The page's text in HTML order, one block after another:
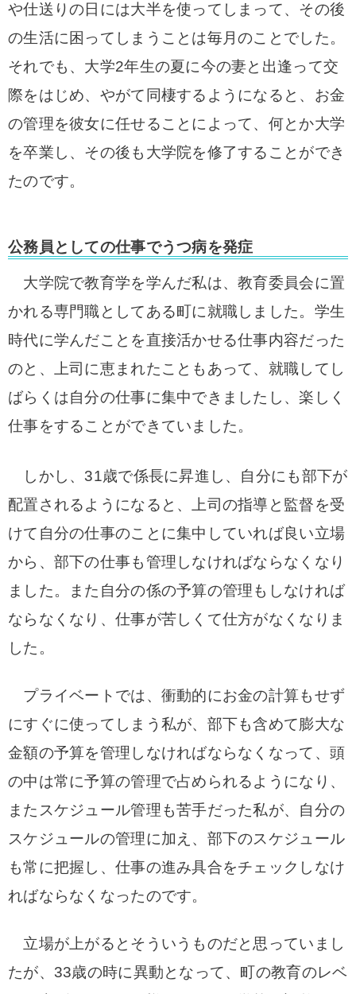
や仕送りの日には大半を使ってしまって、その後
の生活に困ってしまうことは毎月のことでした。
それでも、大学2年生の夏に今の妻と出逢って交
際をはじめ、やがて同棲するようになると、お金
の管理を彼女に任せることによって、何とか大学
を卒業し、その後も大学院を修了することができ
たのです。
公務員としての仕事でうつ病を発症
大学院で教育学を学んだ私は、教育委員会に置
かれる専門職としてある町に就職しました。学生
時代に学んだことを直接活かせる仕事内容だった
のと、上司に恵まれたこともあって、就職してし
ばらくは自分の仕事に集中できましたし、楽しく
仕事をすることができていました。
しかし、31歳で係長に昇進し、自分にも部下が
配置されるようになると、上司の指導と監督を受
けて自分の仕事のことに集中していれば良い立場
から、部下の仕事も管理しなければならなくなり
ました。また自分の係の予算の管理もしなければ
ならなくなり、仕事が苦しくて仕方がなくなりま
した。
プライベートでは、衝動的にお金の計算もせず
にすぐに使ってしまう私が、部下も含めて膨大な
金額の予算を管理しなければならなくなって、頭
の中は常に予算の管理で占められるようになり、
またスケジュール管理も苦手だった私が、自分の
スケジュールの管理に加え、部下のスケジュール
も常に把握し、仕事の進み具合をチェックしなけ
ればならなくなったのです。
立場が上がるとそういうものだと思っていまし
たが、33歳の時に異動となって、町の教育のレベ